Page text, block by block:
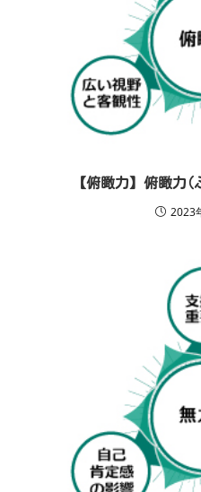
【俯瞰力】俯瞰力
2023